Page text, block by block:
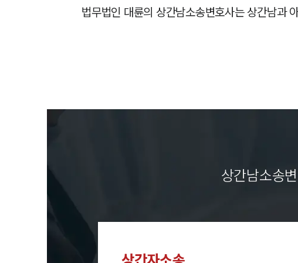
법무법인 대륜의 상간남소송변호사는 상간남과
상간남소송